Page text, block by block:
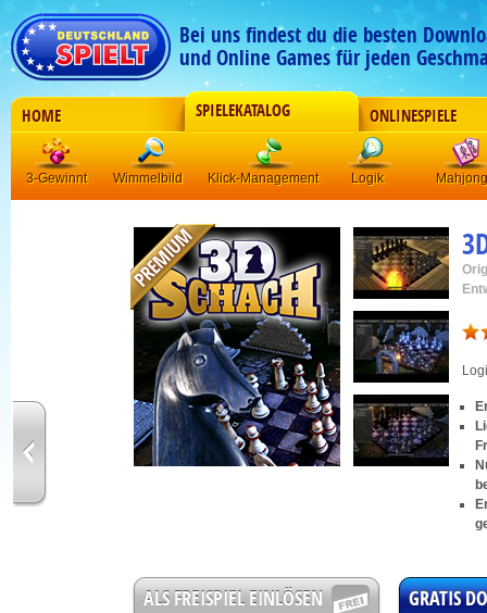
Bei uns findest du die besten
und Online Games für jeden
HOME SPIELEKATALOG ONLINESPIELE
3-Gewinnt Wimmelbild Klick-Management Logik Mahjong
ALS FREISPIEL EINLÖSEN GRATIS